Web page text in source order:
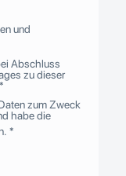
und
Abschluss
zu dieser
zum Zweck
habe die
*